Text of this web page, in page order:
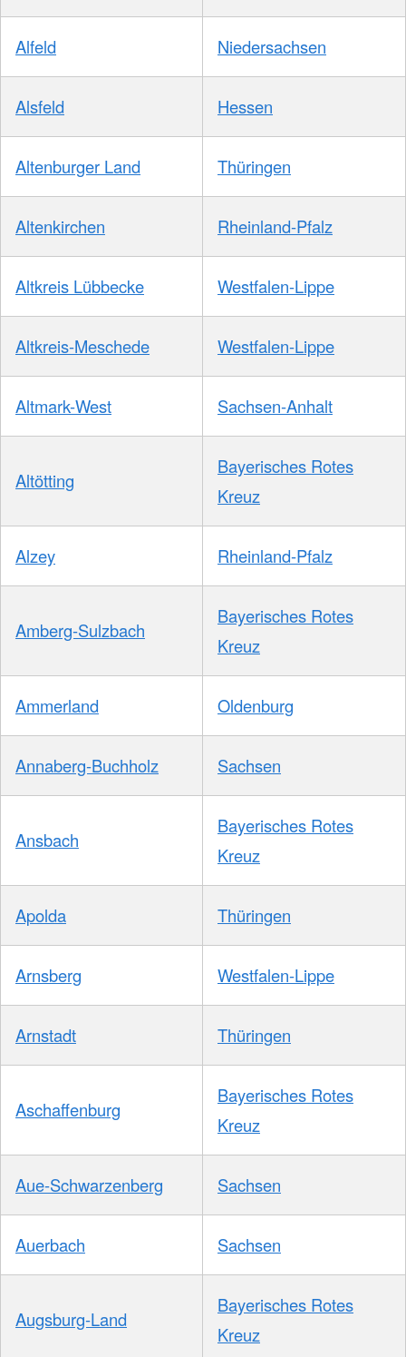
Alfeld Niedersachsen
Alsfeld Hessen
Altenburger Land Thüringen
Altenkirchen Rheinland-Pfalz
Altkreis Lübbecke Westfalen-Lippe
Altkreis-Meschede Westfalen-Lippe
Altmark-West Sachsen-Anhalt
Altötting
Bayerisches Rotes
Kreuz
Alzey Rheinland-Pfalz
Amberg-Sulzbach
Bayerisches Rotes
Kreuz
Ammerland Oldenburg
Annaberg-Buchholz Sachsen
Ansbach
Bayerisches Rotes
Kreuz
Apolda Thüringen
Arnsberg Westfalen-Lippe
Arnstadt Thüringen
Aschaffenburg
Bayerisches Rotes
Kreuz
Aue-Schwarzenberg Sachsen
Auerbach Sachsen
Augsburg-Land
Bayerisches Rotes
Kreuz